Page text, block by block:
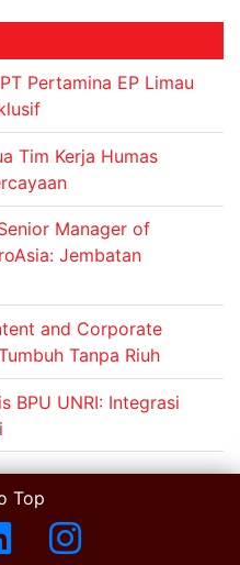
Pertamina EP Limau
Tim Kerja Humas
Manager of
Jembatan
and Corporate
Tanpa Riuh
BPU UNRI: Integrasi
Top